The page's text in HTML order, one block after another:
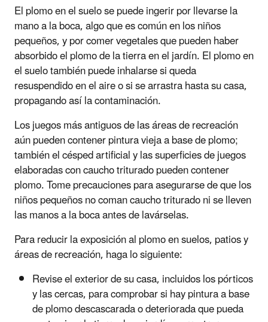
El plomo en el suelo se puede ingerir por llevarse la
mano a la boca, algo que es común en los niños
pequeños, y por comer vegetales que pueden haber
absorbido el plomo de la tierra en el jardín. El plomo en
el suelo también puede inhalarse si queda
resuspendido en el aire o si se arrastra hasta su casa,
propagando así la contaminación.
Los juegos más antiguos de las áreas de recreación
aún pueden contener pintura vieja a base de plomo;
también el césped artificial y las superficies de juegos
elaboradas con caucho triturado pueden contener
plomo. Tome precauciones para asegurarse de que los
niños pequeños no coman caucho triturado ni se lleven
las manos a la boca antes de lavárselas.
Para reducir la exposición al plomo en suelos, patios y
áreas de recreación, haga lo siguiente:
Revise el exterior de su casa, incluidos los pórticos
y las cercas, para comprobar si hay pintura a base
de plomo descascarada o deteriorada que pueda